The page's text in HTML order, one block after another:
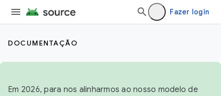
Fazer login
DOCUMENTAÇÃO
Em 2026, para nos alinharmos ao nosso modelo de